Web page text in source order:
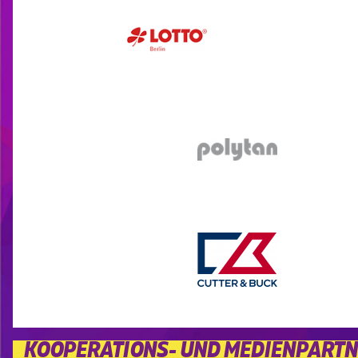
KOOPERATIONS- UND